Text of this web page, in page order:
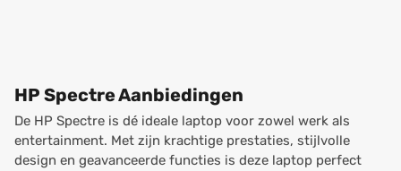
HP Spectre Aanbiedingen
De HP Spectre is dé ideale laptop voor zowel werk als
entertainment. Met zijn krachtige prestaties, stijlvolle
design en geavanceerde functies is deze laptop perfect